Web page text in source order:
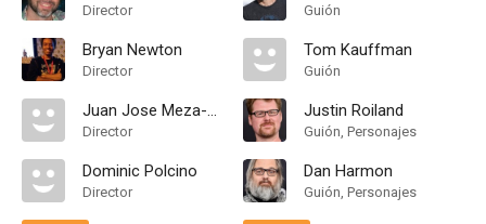
Director
Bryan Newton
Director
Juan Jose Meza-Leon
Director
Dominic Polcino
Director
Guión
Tom Kauffman
Guión
Justin Roiland
Guión, Personajes
Dan Harmon
Guión, Personajes